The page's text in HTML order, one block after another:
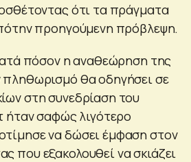
ότι τα πράγματα
προηγούμενη πρόβλεψη.
πόσον η αναθεώρηση της
πληθωρισμό θα οδηγήσει σε
στη συνεδρίαση του
ήταν σαφώς λιγότερο
να δώσει έμφαση στον
που εξακολουθεί να σκιάζει